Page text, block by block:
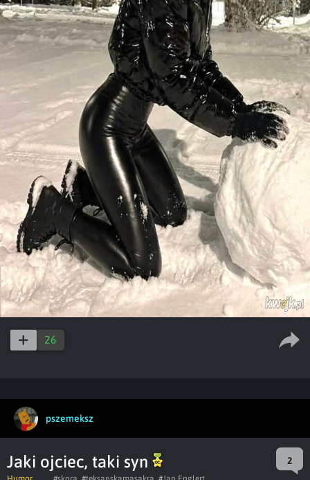
26
pszemeksz
Jaki ojciec, taki syn 2